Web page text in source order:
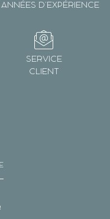
D’EXPÉRIENCE
SERVICE
CLIENT